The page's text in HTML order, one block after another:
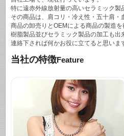
特に遠赤外線放射量の高いセラミック製
その商品は、肩コリ・冷え性・五十肩
商品の卸売りとOEMによる商品の製造を
樹脂製品並びセラミック製品の加工も
連絡下されば何かお役に立てると思いま
当社の特徴Feature